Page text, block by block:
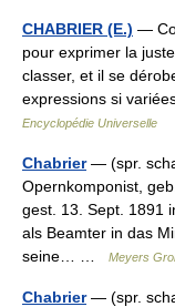
CHABRIER (E.) —
pour exprimer la
classer, et il se
expressions si
Encyclopédie Universelle
Chabrier— (spr.
Opernkomponist,
gest. 13. Sept. 1891
als Beamter in das
seine… …
Meyers
Chabrier— (spr.